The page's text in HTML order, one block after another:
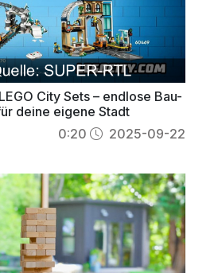
City Sets – endlose Bau-
deine eigene Stadt
0:20 2025-09-22